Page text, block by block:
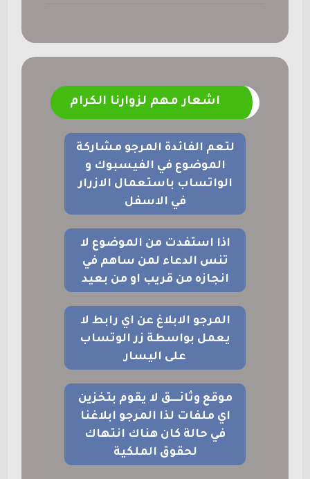
اشعار مهم لزوارنا الكرام
لتعم الفائدة المرجو مشاركة
الموضوع في الفيسبوك و
الواتساب باستعمال الازرار
في الاسفل
اذا استفدت من الموضوع لا
تنس الدعاء لمن ساهم في
انجازه من قريب او من بعيد
المرجو الابلاغ عن اي رابط لا
يعمل بواسطة زر الوتساب
على اليسار
موقع وثائــــق لا يقوم بتخزين
اي ملفات لذا المرجو ابلاغنا
في حالة كان هناك انتهاك
لحقوق الملكية